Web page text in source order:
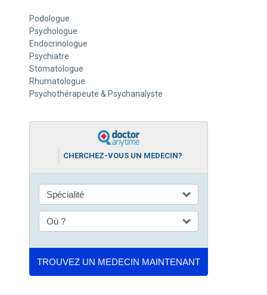
Podologue
Psychologue
Endocrinologue
Psychiatre
Stomatologue
Rhumatologue
Psychothérapeute & Psychanalyste
CHERCHEZ-VOUS UN MEDECIN?